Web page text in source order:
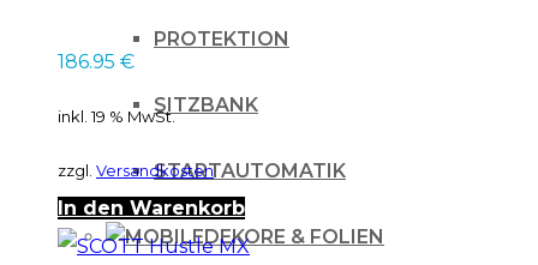
PROTEKTION
SITZBANK
STARTAUTOMATIK
DEKORE & FOLIEN
Fahrertasche
186.95 €
inkl. 19 % MwSt.
zzgl. Versandkosten
In den Warenkorb